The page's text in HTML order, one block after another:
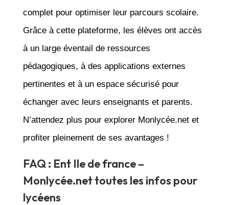
complet pour optimiser leur parcours scolaire.
Grâce à cette plateforme, les élèves ont accès
à un large éventail de ressources
pédagogiques, à des applications externes
pertinentes et à un espace sécurisé pour
échanger avec leurs enseignants et parents.
N’attendez plus pour explorer Monlycée.net et
profiter pleinement de ses avantages !
FAQ : Ent Ile de france –
Monlycée.net toutes les infos pour
lycéens